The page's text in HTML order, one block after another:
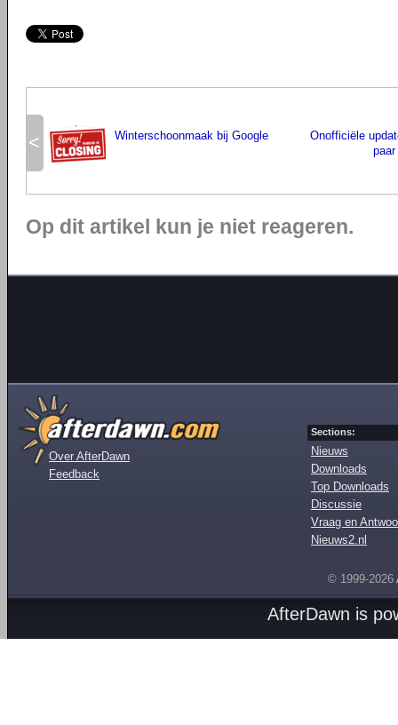
< Winterschoonmaak bij Google
Onofficiële
Op dit artikel kun je niet reageren.
Over AfterDawn
Feedback
Sections:
Nieuws
Downloads
Top Downloads
Discussie
Vraag en
Nieuws2.nl
© 1999-2026
AfterDawn is